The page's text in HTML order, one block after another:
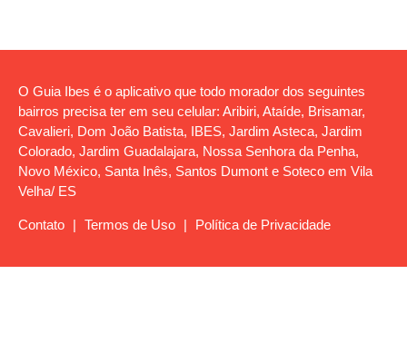
O Guia Ibes é o aplicativo que todo morador dos seguintes
bairros precisa ter em seu celular: Aribiri, Ataíde, Brisamar,
Cavalieri, Dom João Batista, IBES, Jardim Asteca, Jardim
Colorado, Jardim Guadalajara, Nossa Senhora da Penha,
Novo México, Santa Inês, Santos Dumont e Soteco em Vila
Velha/ ES
Contato | Termos de Uso | Política de Privacidade